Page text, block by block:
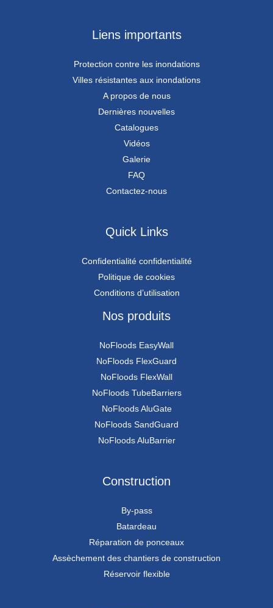
Liens importants
Protection contre les inondations
Villes résistantes aux inondations
A propos de nous
Dernières nouvelles
Catalogues
Vidéos
Galerie
FAQ
Contactez-nous
Quick Links
Confidentialité confidentialité
Politique de cookies
Conditions d’utilisation
Nos produits
NoFloods EasyWall
NoFloods FlexGuard
NoFloods FlexWall
NoFloods TubeBarriers
NoFloods AluGate
NoFloods SandGuard
NoFloods AluBarrier
Construction
By-pass
Batardeau
Réparation de ponceaux
Assèchement des chantiers de construction
Réservoir flexible